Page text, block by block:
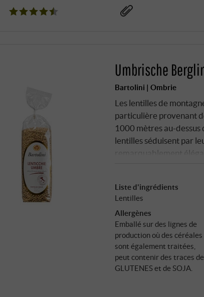
Umbrische
Bartolini | Ombrie
Les lentilles de
particulière provenant
1000 mètres au-dessus
lentilles séduisent par
remarquablement
les ragoûts et
Liste d'ingrédients
Lentilles
Allergènes
Emballé sur des lignes de
production où des céréales
sont également traitées,
peut contenir des traces de
GLUTENES et de SOJA.